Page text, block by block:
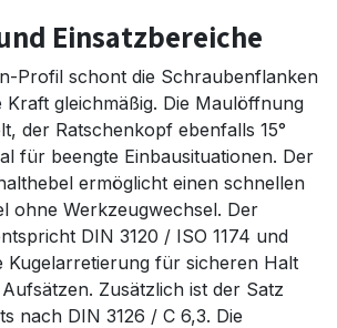
Einsatzbereiche
Profil schont die Schraubenflanken
Kraft gleichmäßig. Die Maulöffnung
der Ratschenkopf ebenfalls 15°
für beengte Einbausituationen. Der
ermöglicht einen schnellen
ohne Werkzeugwechsel. Der
DIN 3120 / ISO 1174 und
Kugelarretierung für sicheren Halt
Zusätzlich ist der Satz
nach DIN 3126 / C 6,3. Die